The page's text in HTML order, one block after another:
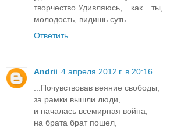
творчество.Удивляюсь, как
молодость, видишь суть.
Ответить
Andrii 4 апреля 2012 г. в 20:16
...Почувствовав веяние свободы,
за рамки вышли люди,
и началась всемирная война,
на брата брат пошел,